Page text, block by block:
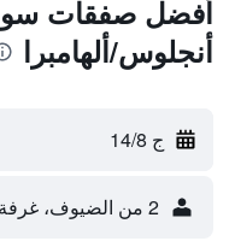
أنجلوس/ألهامبرا
ج 14/8
2 من الضيوف، غرفة واحدة